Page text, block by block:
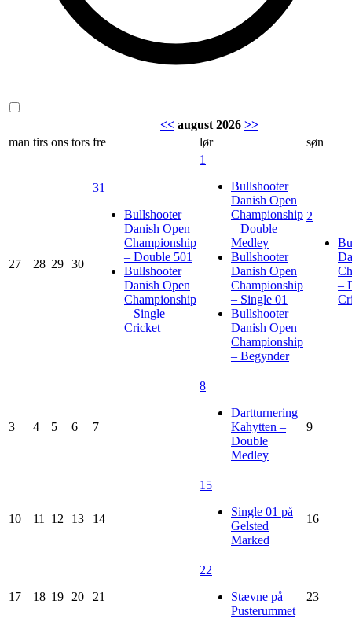
<< august 2026 >>
man tirs ons tors fre lør søn
27 28 29 30
31
Bullshooter
Danish Open
Championship
– Double 501
Bullshooter
Danish Open
Championship
– Single
Cricket
1
Bullshooter
Danish Open
Championship
– Double
Medley
Bullshooter
Danish Open
Championship
– Single 01
Bullshooter
Danish Open
Championship
– Begynder
2
–
3 4 5 6 7
8
Dartturnering
Kahytten –
Double
Medley
9
10 11 12 13 14
15
Single 01 på
Gelsted
Marked
16
17 18 19 20 21
22
Stævne på
Pusterummet
23